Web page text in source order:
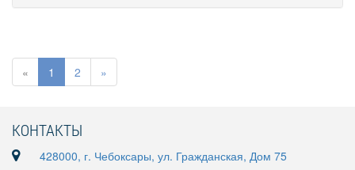
« 1 2 »
КОНТАКТЫ
428000, г. Чебоксары, ул. Гражданская, Дом 75